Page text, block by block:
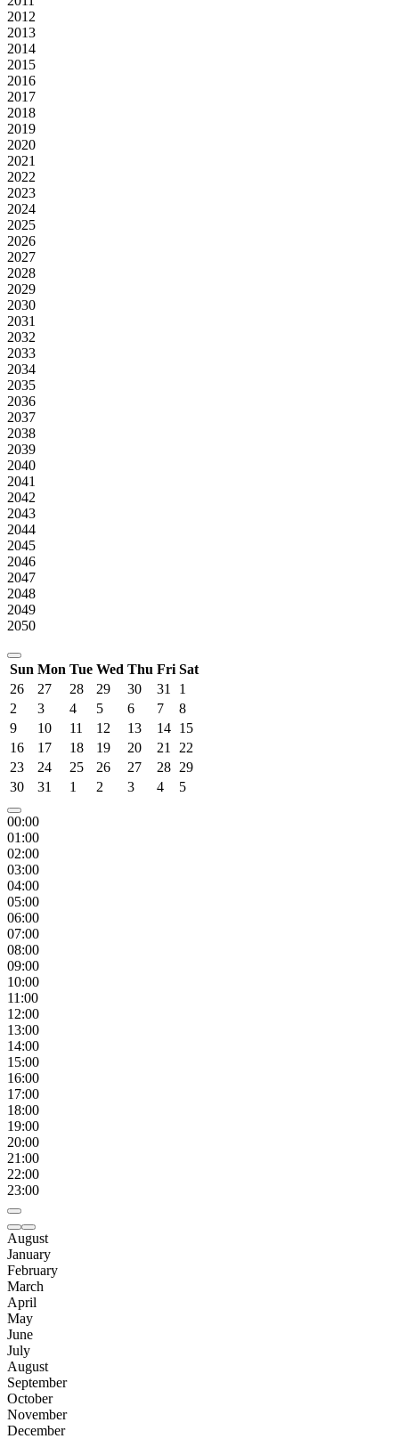
2012
2013
2014
2015
2016
2017
2018
2019
2020
2021
2022
2023
2024
2025
2026
2027
2028
2029
2030
2031
2032
2033
2034
2035
2036
2037
2038
2039
2040
2041
2042
2043
2044
2045
2046
2047
2048
2049
2050
Sun Mon Tue Wed Thu Fri Sat
26
27 28 29 30 31
1
2
3 4 5 6 7
8
9
10 11 12 13 14 15
16
17 18 19 20 21
22
23
24 25 26 27 28 29
30
31 1 2 3 4 5
00:00
01:00
02:00
03:00
04:00
05:00
06:00
07:00
08:00
09:00
10:00
11:00
12:00
13:00
14:00
15:00
16:00
17:00
18:00
19:00
20:00
21:00
22:00
23:00
August
January
February
March
April
May
June
July
August
September
October
November
December